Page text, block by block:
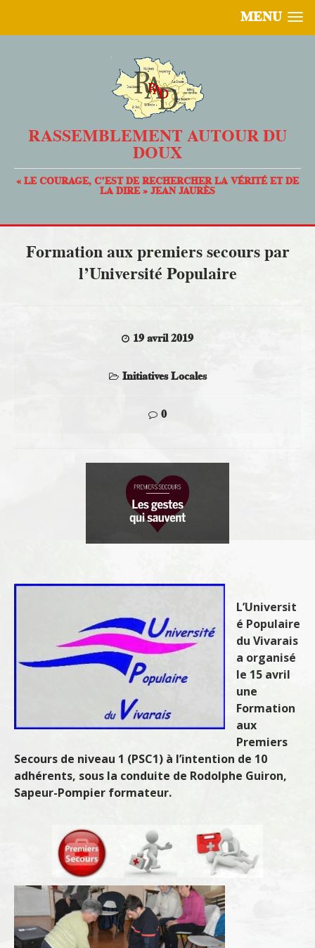
MENU
RASSEMBLEMENT AUTOUR DU
DOUX
« LE COURAGE, C’EST DE RECHERCHER LA VÉRITÉ ET DE
LA DIRE » JEAN JAURÈS
Formation aux premiers secours par
l’Université Populaire
19 avril 2019
Initiatives Locales
0
L’Universit
é Populaire
du Vivarais
a organisé
le 15 avril
une
Formation
aux
Premiers
Secours de niveau 1 (PSC1) à l’intention de 10
adhérents, sous la conduite de Rodolphe Guiron,
Sapeur-Pompier formateur.